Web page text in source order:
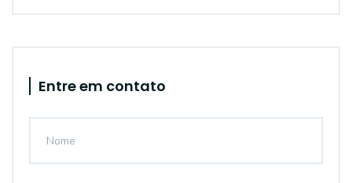
Entre em contato